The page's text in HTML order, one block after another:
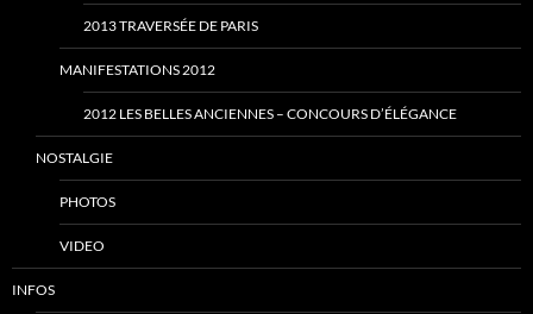
2013 TRAVERSÉE DE PARIS
MANIFESTATIONS 2012
2012 LES BELLES ANCIENNES – CONCOURS D’ÉLÉGANCE
NOSTALGIE
PHOTOS
VIDEO
INFOS